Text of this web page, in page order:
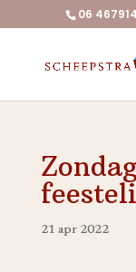
06
21 apr 2022